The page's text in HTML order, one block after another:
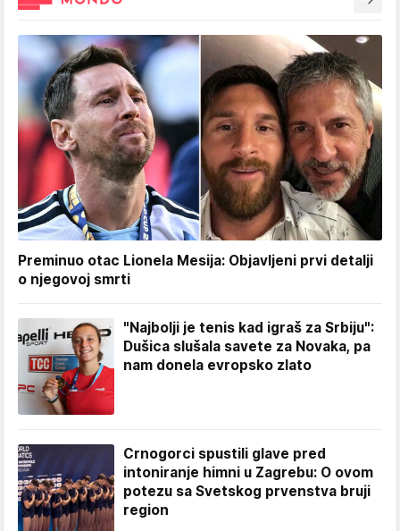
Preminuo otac Lionela Mesija: Objavljeni prvi detalji
o njegovoj smrti
"Najbolji je tenis kad igraš za Srbiju":
Dušica slušala savete za Novaka, pa
nam donela evropsko zlato
Crnogorci spustili glave pred
intoniranje himni u Zagrebu: O ovom
potezu sa Svetskog prvenstva bruji
region